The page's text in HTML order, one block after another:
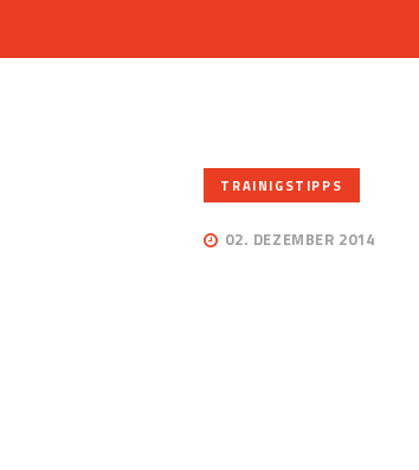
TRAINIGSTIPPS
02. DEZEMBER 2014